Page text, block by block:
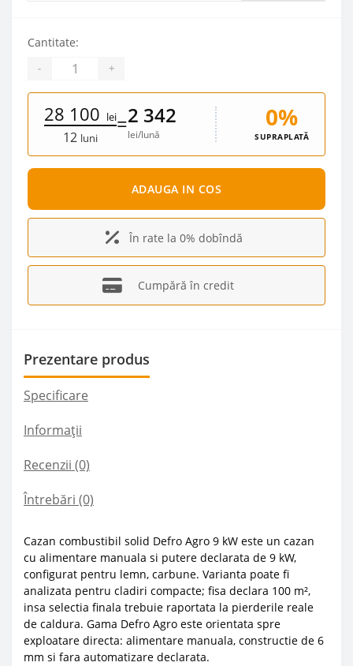
Cantitate:
- +
28 100 lei
12 luni
=2 342
lei/lună
0%
SUPRAPLATĂ
ADAUGA IN COS
În rate la 0% dobîndă
Cumpără în credit
Prezentare produs
Specificare
Informații
Recenzii (0)
Întrebări (0)
Cazan combustibil solid Defro Agro 9 kW este un cazan
cu alimentare manuala si putere declarata de 9 kW,
configurat pentru lemn, carbune. Varianta poate fi
analizata pentru cladiri compacte; fisa declara 100 m²,
insa selectia finala trebuie raportata la pierderile reale
de caldura. Gama Defro Agro este orientata spre
exploatare directa: alimentare manuala, constructie de 6
mm si fara automatizare declarata.